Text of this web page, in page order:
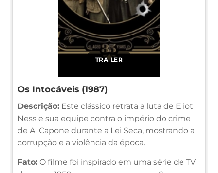
TRAILER
Os Intocáveis (1987)
Descrição: Este clássico retrata a luta de Eliot
Ness e sua equipe contra o império do crime
de Al Capone durante a Lei Seca, mostrando a
corrupção e a violência da época.
Fato: O filme foi inspirado em uma série de TV